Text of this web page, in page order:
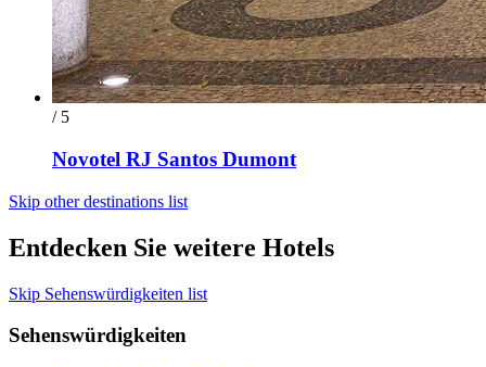
/ 5
Novotel RJ Santos Dumont
Skip other destinations list
Entdecken Sie weitere Hotels
Skip Sehenswürdigkeiten list
Sehenswürdigkeiten